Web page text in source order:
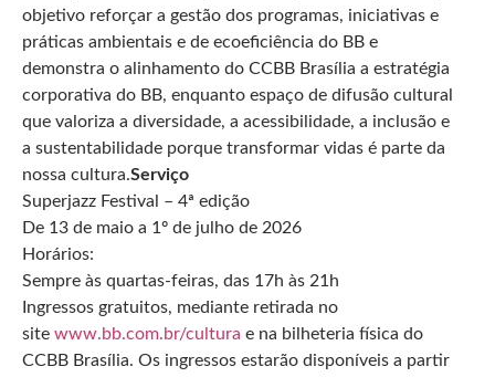
objetivo reforçar a gestão dos programas, iniciativas e
práticas ambientais e de ecoeficiência do BB e
demonstra o alinhamento do CCBB Brasília a estratégia
corporativa do BB, enquanto espaço de difusão cultural
que valoriza a diversidade, a acessibilidade, a inclusão e
a sustentabilidade porque transformar vidas é parte da
nossa cultura.Serviço
Superjazz Festival – 4ª edição
De 13 de maio a 1º de julho de 2026
Horários:
Sempre às quartas-feiras, das 17h às 21h
Ingressos gratuitos, mediante retirada no
site www.bb.com.br/cultura e na bilheteria física do
CCBB Brasília. Os ingressos estarão disponíveis a partir